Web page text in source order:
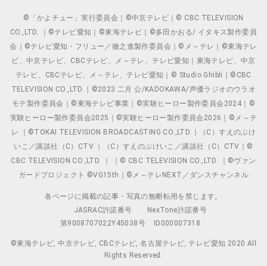
©「かよチュー」実行委員会｜©中京テレビ｜© CBC TELEVISION
CO.,LTD. ｜©テレビ愛知｜©東海テレビ｜©多田かおる/ イタキス製作委員
会｜©テレビ愛知・フリュー／徹之進製作委員会｜©メ～テレ｜©東海テレ
ビ、中京テレビ、CBCテレビ、メ～テレ、テレビ愛知｜東海テレビ、中京
テレビ、CBCテレビ、メ～テレ、テレビ愛知｜© Studio Ghibli｜©CBC
TELEVISION CO.,LTD.｜©2023 二月 公/KADOKAWA/声優ラジオのウラオ
モテ製作委員会｜©東海テレビ事業｜©実験ヒーロー製作委員会2024｜©
実験ヒーロー製作委員会2025｜©実験ヒーロー製作委員会2026｜©メ～テ
レ ｜©TOKAI TELEVISION BROADCASTING CO.,LTD.｜（C）すえのぶけ
いこ／講談社（C）CTV ｜（C）すえのぶけいこ／講談社（C）CTV｜©
CBC TELEVISION CO.,LTD. ｜ ｜© CBC TELEVISION CO.,LTD. ｜©ヴァン
ガードプロジェクト ©VG15th｜©メ～テレNEXT／ダンスチャンネル
各ページに掲載の記事・写真の無断転用を禁じます。
JASRAC許諾番号
NexTone許諾番号
第9008707022Y45038号
ID000007318
©東海テレビ, 中京テレビ, CBCテレビ, 名古屋テレビ, テレビ愛知 2020 All
Rights Reserved.